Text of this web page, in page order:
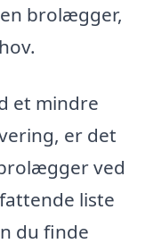
brolægger,
et mindre
er det
ved
liste
du finde